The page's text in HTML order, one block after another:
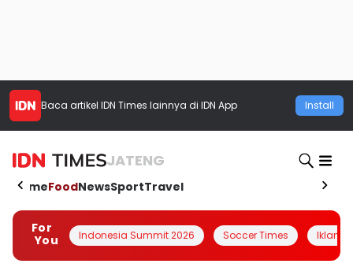
Baca artikel IDN Times lainnya di IDN App Install
JATENG
HomeFoodNewsSportTravel
For
You
Indonesia Summit 2026 Soccer Times Iklanin